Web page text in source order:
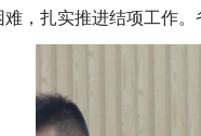
，扎实推进结项工作